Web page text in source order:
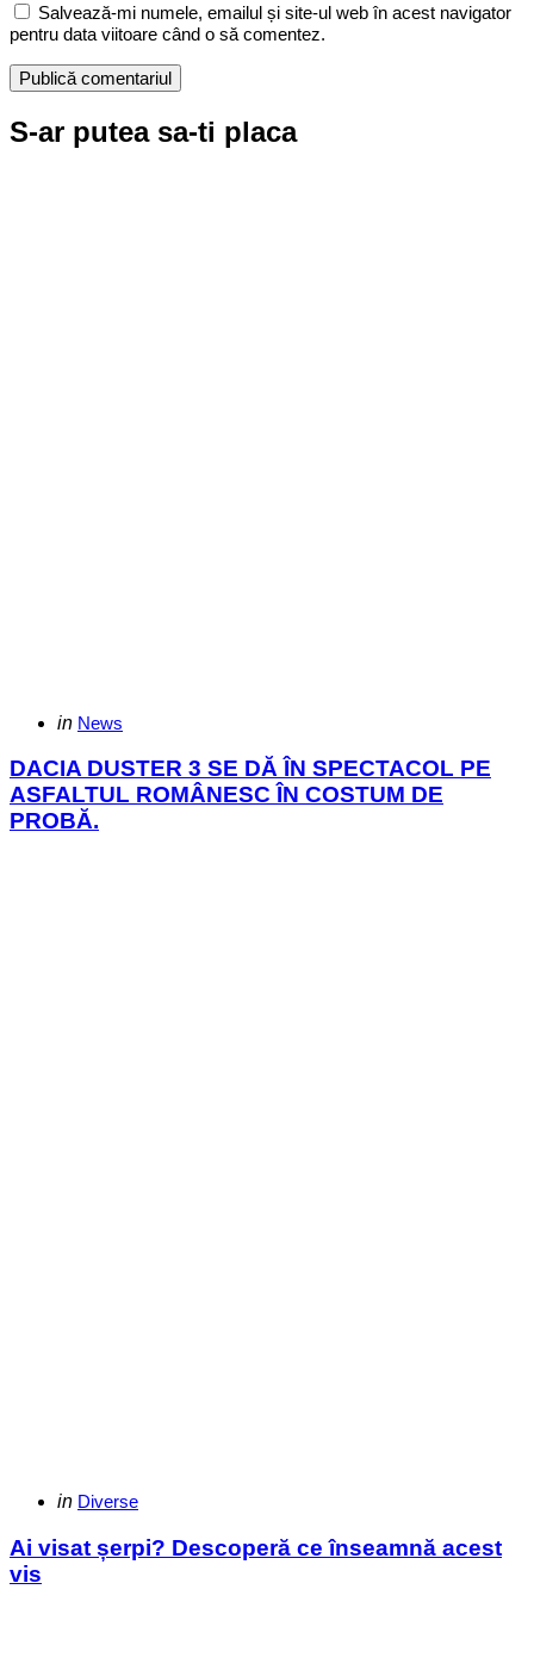
Salvează-mi numele, emailul și site-ul web în acest navigator
pentru data viitoare când o să comentez.
S-ar putea sa-ti placa
Categories
Posted
in News
DACIA DUSTER 3 SE DĂ ÎN SPECTACOL PE
ASFALTUL ROMÂNESC ÎN COSTUM DE
PROBĂ.
Categories
Posted
in Diverse
Ai visat șerpi? Descoperă ce înseamnă acest
vis